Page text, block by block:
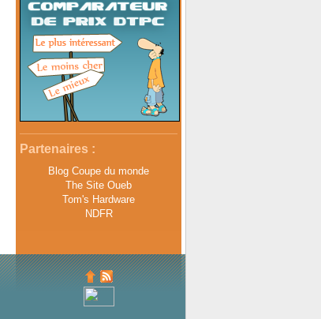
Partenaires :
Blog Coupe du monde
The Site Oueb
Tom's Hardware
NDFR